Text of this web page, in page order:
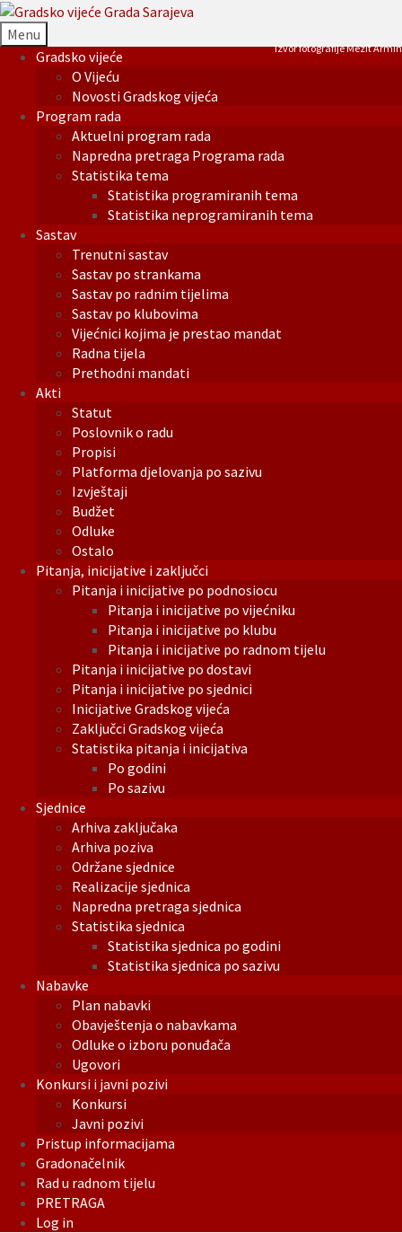
Menu
Gradsko vijeće
O Vijeću
Novosti Gradskog vijeća
Program rada
Aktuelni program rada
Napredna pretraga Programa rada
Statistika tema
Statistika programiranih tema
Statistika neprogramiranih tema
Sastav
Trenutni sastav
Sastav po strankama
Sastav po radnim tijelima
Sastav po klubovima
Vijećnici kojima je prestao mandat
Radna tijela
Prethodni mandati
Akti
Statut
Poslovnik o radu
Propisi
Platforma djelovanja po sazivu
Izvještaji
Budžet
Odluke
Ostalo
Pitanja, inicijative i zaključci
Pitanja i inicijative po podnosiocu
Pitanja i inicijative po vijećniku
Pitanja i inicijative po klubu
Pitanja i inicijative po radnom tijelu
Pitanja i inicijative po dostavi
Pitanja i inicijative po sjednici
Inicijative Gradskog vijeća
Zaključci Gradskog vijeća
Statistika pitanja i inicijativa
Po godini
Po sazivu
Sjednice
Arhiva zaključaka
Arhiva poziva
Održane sjednice
Realizacije sjednica
Napredna pretraga sjednica
Statistika sjednica
Statistika sjednica po godini
Statistika sjednica po sazivu
Nabavke
Plan nabavki
Obavještenja o nabavkama
Odluke o izboru ponuđača
Ugovori
Konkursi i javni pozivi
Konkursi
Javni pozivi
Pristup informacijama
Gradonačelnik
Rad u radnom tijelu
PRETRAGA
Log in
Izvor fotografije Mezit Armin